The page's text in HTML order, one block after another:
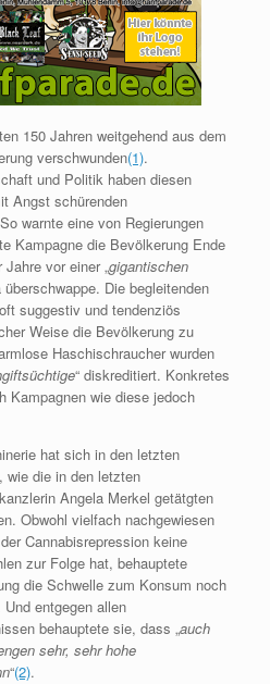
150 Jahren weitgehend aus dem
verschwunden(1).
und Politik haben diesen
Angst schürenden
warnte eine von Regierungen
Kampagne die Bevölkerung Ende
vor einer „gigantischen
überschwappe. Die begleitenden
suggestiv und tendenziös
Weise die Bevölkerung zu
Haschischraucher wurden
“ diskreditiert. Konkretes
Kampagnen wie diese jedoch
hat sich in den letzten
wie die in den letzten
Angela Merkel getätgten
Obwohl vielfach nachgewiesen
Cannabisrepression keine
zur Folge hat, behauptete
die Schwelle zum Konsum noch
entgegen allen
behauptete sie, dass „auch
sehr, sehr hohe
“(2).